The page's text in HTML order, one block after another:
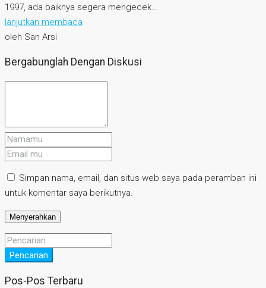
1997, ada baiknya segera mengecek...
lanjutkan membaca
oleh San Arsi
Bergabunglah Dengan Diskusi
Simpan nama, email, dan situs web saya pada peramban ini
untuk komentar saya berikutnya.
Pencarian
Pos-Pos Terbaru